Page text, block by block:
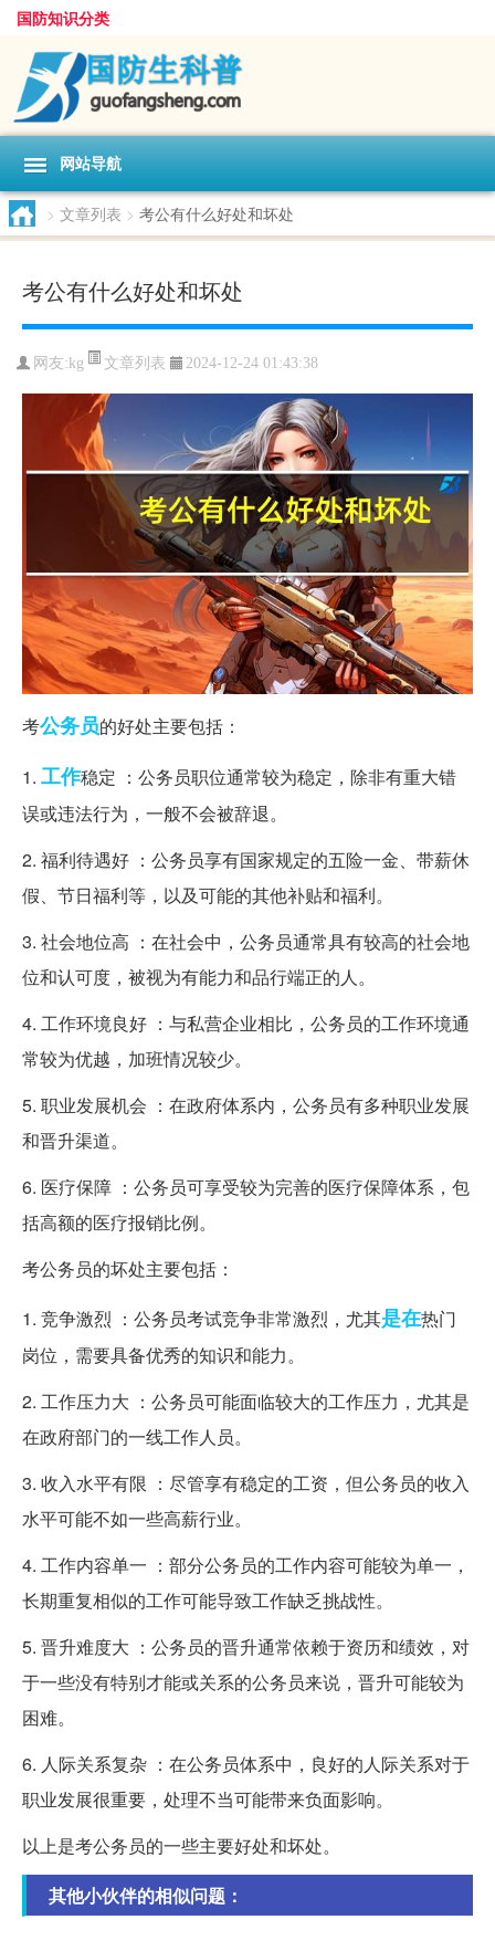
国防知识分类
网站导航
> 文章列表 > 考公有什么好处和坏处
考公有什么好处和坏处
网友:kg 文章列表 2024-12-24 01:43:38
考公务员的好处主要包括：
1. 工作稳定 ：公务员职位通常较为稳定，除非有重大错
误或违法行为，一般不会被辞退。
2. 福利待遇好 ：公务员享有国家规定的五险一金、带薪休
假、节日福利等，以及可能的其他补贴和福利。
3. 社会地位高 ：在社会中，公务员通常具有较高的社会地
位和认可度，被视为有能力和品行端正的人。
4. 工作环境良好 ：与私营企业相比，公务员的工作环境通
常较为优越，加班情况较少。
5. 职业发展机会 ：在政府体系内，公务员有多种职业发展
和晋升渠道。
6. 医疗保障 ：公务员可享受较为完善的医疗保障体系，包
括高额的医疗报销比例。
考公务员的坏处主要包括：
1. 竞争激烈 ：公务员考试竞争非常激烈，尤其是在热门
岗位，需要具备优秀的知识和能力。
2. 工作压力大 ：公务员可能面临较大的工作压力，尤其是
在政府部门的一线工作人员。
3. 收入水平有限 ：尽管享有稳定的工资，但公务员的收入
水平可能不如一些高薪行业。
4. 工作内容单一 ：部分公务员的工作内容可能较为单一，
长期重复相似的工作可能导致工作缺乏挑战性。
5. 晋升难度大 ：公务员的晋升通常依赖于资历和绩效，对
于一些没有特别才能或关系的公务员来说，晋升可能较为
困难。
6. 人际关系复杂 ：在公务员体系中，良好的人际关系对于
职业发展很重要，处理不当可能带来负面影响。
以上是考公务员的一些主要好处和坏处。
其他小伙伴的相似问题：